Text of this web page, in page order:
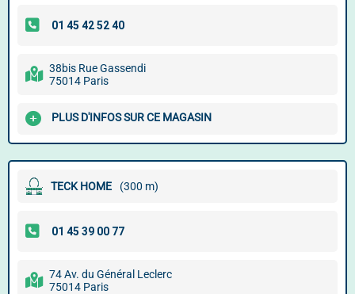
38bis Rue Gassendi
75014 Paris
PLUS D'INFOS SUR CE MAGASIN
TECK HOME (300 m)
74 Av. du Général Leclerc
75014 Paris